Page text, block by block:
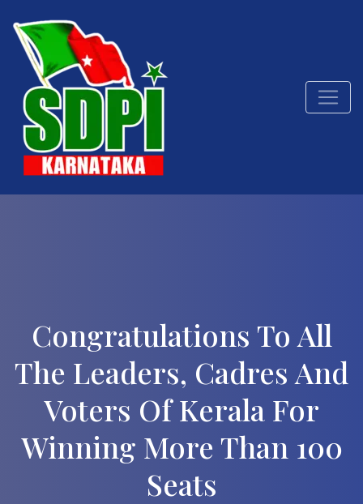
Congratulations To All
The Leaders, Cadres And
Voters Of Kerala For
Winning More Than 100
Seats